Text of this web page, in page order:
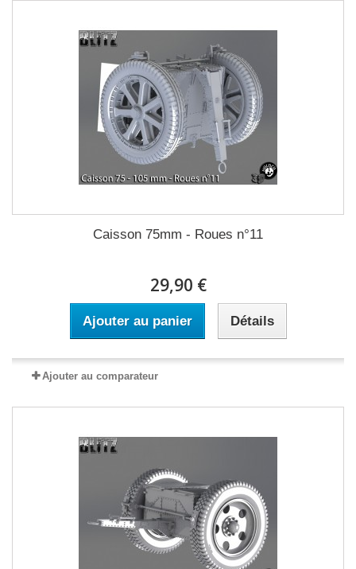
Caisson 75mm - Roues n°11
29,90 €
Ajouter au panier Détails
Ajouter au comparateur